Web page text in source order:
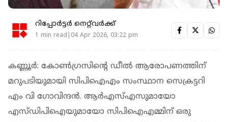
റിപ്പോർട്ടർ നെറ്റ്‌വര്‍ക്ക്‌
1 min read|04 Apr 2026, 03:22 pm
കണ്ണൂര്‍: കോണ്‍ഗ്രസിന്റെ ഡീല്‍ ആരോപണത്തിന്
മറുപടിയുമായി സിപിഐഎം സംസ്ഥാന സെക്രട്ടറി
എം വി ഗോവിന്ദന്‍. ആര്‍എസ്എസുമായോ
എസ്ഡിപിഐയുമായോ സിപിഐഎമ്മിന് ഒരു